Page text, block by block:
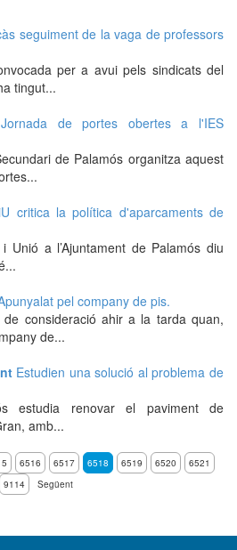
seguiment de la vaga de professors
per a avui pels sindicats del
tingut...
Jornada de portes obertes a l'IES
de Palamós organitza aquest
critica la política d'aparcaments de
Unió a l’Ajuntament de Palamós diu
pel company de pis.
consideració ahir a la tarda quan,
de...
Estudien una solució al problema de
estudia renovar el paviment de
amb...
6516 6517 6518 6519 6520
6521
9114 Següent